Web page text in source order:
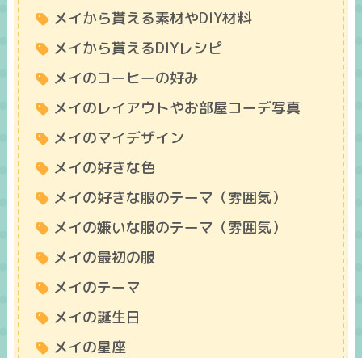
メイから貰える素材やDIY材料
メイから貰えるDIYレシピ
メイのコーヒーの好み
メイのレイアウトやお部屋コーデ写真
メイのマイデザイン
メイの好きな色
メイの好きな服のテーマ（雰囲気）
メイの嫌いな服のテーマ（雰囲気）
メイの最初の服
メイのテーマ
メイの誕生日
メイの星座